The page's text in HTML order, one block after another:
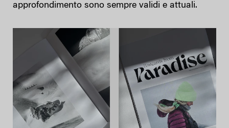
approfondimento sono sempre validi e attuali.